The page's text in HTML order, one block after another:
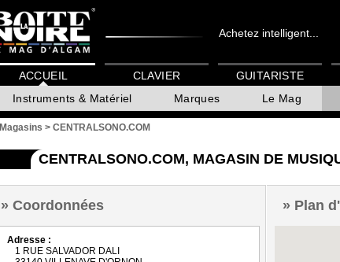
Achetez intelligent...
ACCUEIL
Instruments & Matériel
Marques Le Mag
CLAVIER GUITARISTE
Magasins > CENTRALSONO.COM
CENTRALSONO.COM, MAGASIN DE
Coordonnées
Adresse :
1 RUE SALVADOR DALI
Plan